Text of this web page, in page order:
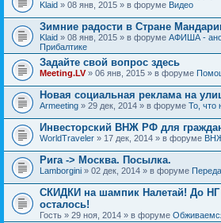
Klaid » 08 янв, 2015 » в форуме Видео
Зимние радости в Стране
Klaid » 08 янв, 2015 » в форуме АФИША -
Прибалтике
Задайте свой вопрос здесь
Meeting.LV» 06 янв, 2015 » в форуме
Новая социальная реклама на
Armeeting » 29 дек, 2014 » в форуме То, что
Инвесторский ВНЖ РФ для
WorldTraveler » 17 дек, 2014 » в форуме
Рига -> Москва. Посылка.
Lamborgini » 02 дек, 2014 » в форуме
СКИДКИ на шампик Налетай! До НГ
осталось!
Гость » 29 ноя, 2014 » в форуме